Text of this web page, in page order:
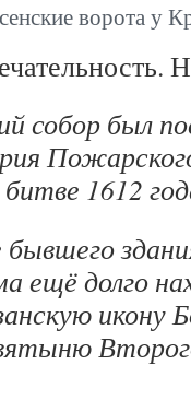
ворота у
собор был
1612
бывшего
ещё долго